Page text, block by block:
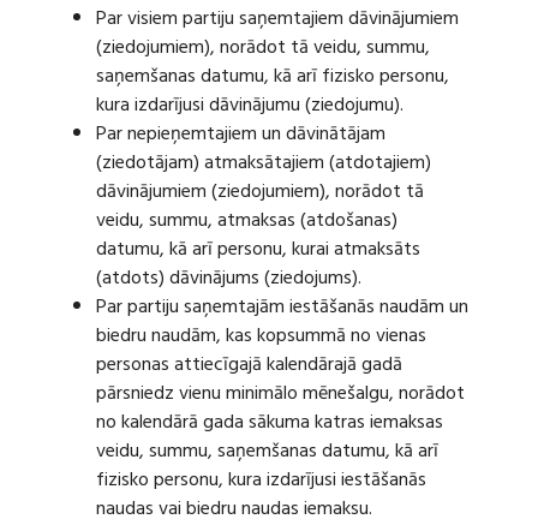
Par visiem partiju saņemtajiem dāvinājumiem
(ziedojumiem), norādot tā veidu, summu,
saņemšanas datumu, kā arī fizisko personu,
kura izdarījusi dāvinājumu (ziedojumu).
Par nepieņemtajiem un dāvinātājam
(ziedotājam) atmaksātajiem (atdotajiem)
dāvinājumiem (ziedojumiem), norādot tā
veidu, summu, atmaksas (atdošanas)
datumu, kā arī personu, kurai atmaksāts
(atdots) dāvinājums (ziedojums).
Par partiju saņemtajām iestāšanās naudām un
biedru naudām, kas kopsummā no vienas
personas attiecīgajā kalendārajā gadā
pārsniedz vienu minimālo mēnešalgu, norādot
no kalendārā gada sākuma katras iemaksas
veidu, summu, saņemšanas datumu, kā arī
fizisko personu, kura izdarījusi iestāšanās
naudas vai biedru naudas iemaksu.